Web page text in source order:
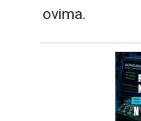
ovima.